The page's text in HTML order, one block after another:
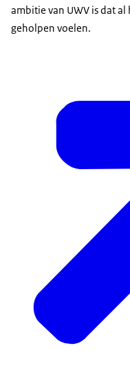
ambitie van UWV is dat
geholpen voelen.